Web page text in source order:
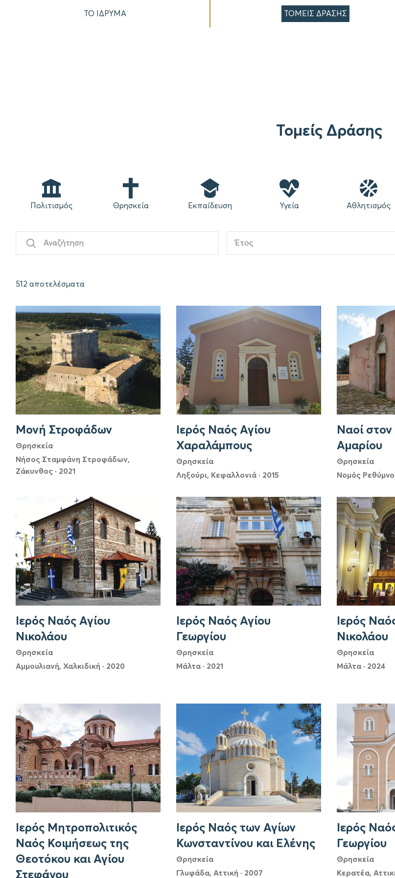
ΤΟ ΙΔΡΥΜΑ ΤΟΜΕΙΣ ΔΡΑΣΗΣ
Τομείς Δράσης
Πολιτισμός Θρησκεία Εκπαίδευση Υγεία Αθλητισμός
Έτος
512 αποτελέσματα
Μονή Στροφάδων
Θρησκεία
Νήσος Σταμφάνη Στροφάδων,
Ζάκυνθος · 2021
Ιερός Ναός Αγίου
Χαραλάμπους
Θρησκεία
Ληξούρι, Κεφαλλονιά · 2015
Ναοί
Αμαρίου
Θρησκεία
Νομός
Ιερός Ναός Αγίου
Νικολάου
Θρησκεία
Αμμουλιανή, Χαλκιδική · 2020
Ιερός Ναός Αγίου
Γεωργίου
Θρησκεία
Μάλτα · 2021
Ιερός
Νικολάου
Θρησκεία
Μάλτα · 2024
Ιερός Μητροπολιτικός
Ναός Κοιμήσεως της
Θεοτόκου και Αγίου
Στεφάνου
Ιερός Ναός των Αγίων
Κωνσταντίνου και Ελένης
Θρησκεία
Γλυφάδα, Αττική · 2007
Ιερός
Γεωργίου
Θρησκεία
Κερατέα,